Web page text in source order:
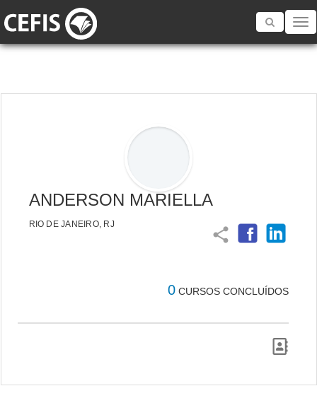
Toggle
ANDERSON MARIELLA
RIO DE JANEIRO, RJ
share
0 CURSOS CONCLUÍDOS